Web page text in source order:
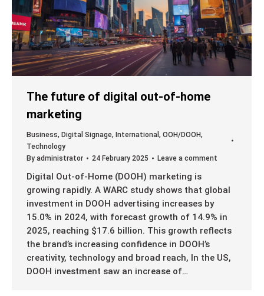
The future of digital out-of-home
marketing
Business, Digital Signage, International , OOH/DOOH,
Technology
By administrator 24 February 2025 Leave a comment
Digital Out-of-Home (DOOH) marketing is
growing rapidly. A WARC study shows that global
investment in DOOH advertising increases by
15.0% in 2024, with forecast growth of 14.9% in
2025, reaching $17.6 billion. This growth reflects
the brand’s increasing confidence in DOOH’s
creativity, technology and broad reach, In the US,
DOOH investment saw an increase of…